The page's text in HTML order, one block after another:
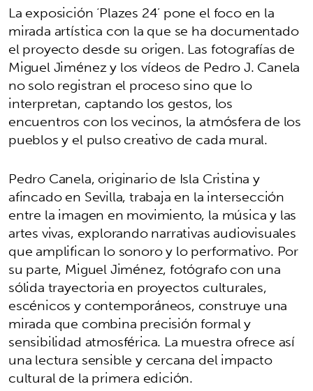
La exposición ‘Plazes 24’ pone el foco en la
mirada artística con la que se ha documentado
el proyecto desde su origen. Las fotografías de
Miguel Jiménez y los vídeos de Pedro J. Canela
no solo registran el proceso sino que lo
interpretan, captando los gestos, los
encuentros con los vecinos, la atmósfera de los
pueblos y el pulso creativo de cada mural.
Pedro Canela, originario de Isla Cristina y
afincado en Sevilla, trabaja en la intersección
entre la imagen en movimiento, la música y las
artes vivas, explorando narrativas audiovisuales
que amplifican lo sonoro y lo performativo. Por
su parte, Miguel Jiménez, fotógrafo con una
sólida trayectoria en proyectos culturales,
escénicos y contemporáneos, construye una
mirada que combina precisión formal y
sensibilidad atmosférica. La muestra ofrece así
una lectura sensible y cercana del impacto
cultural de la primera edición.